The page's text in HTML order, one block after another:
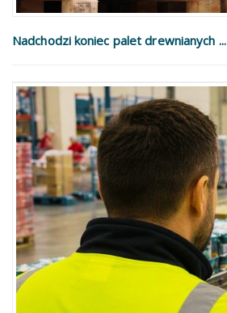
Nadchodzi koniec palet drewnianych ...